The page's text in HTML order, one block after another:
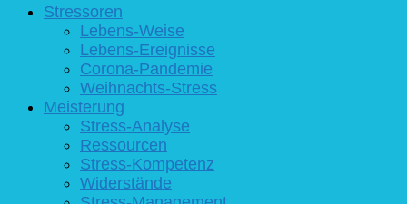
Stressoren
Lebens-Weise
Lebens-Ereignisse
Corona-Pandemie
Weihnachts-Stress
Meisterung
Stress-Analyse
Ressourcen
Stress-Kompetenz
Widerstände